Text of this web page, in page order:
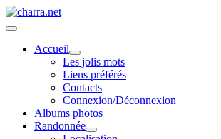
Accueil
Les jolis mots
Liens préférés
Contacts
Connexion/Déconnexion
Albums photos
Randonnée